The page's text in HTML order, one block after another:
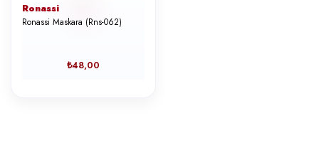
Ronassi
Ronassi Maskara (Rns-062)
₺48,00